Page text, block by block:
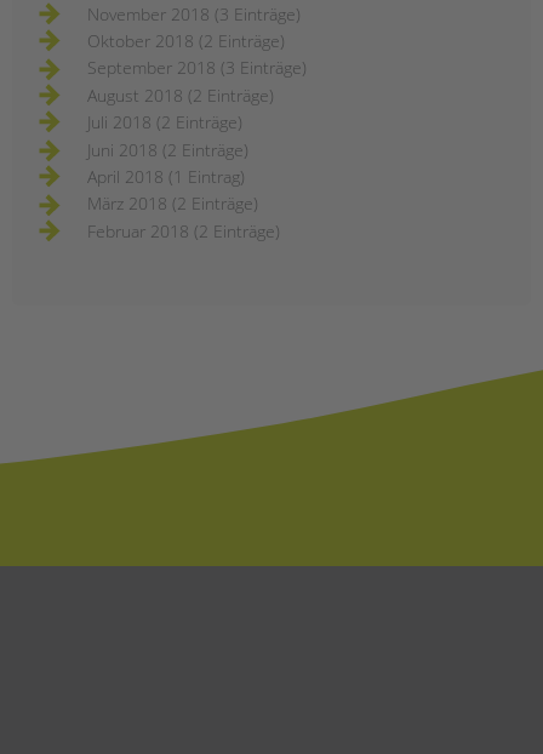
November 2018 (3 Einträge)
Oktober 2018 (2 Einträge)
September 2018 (3 Einträge)
August 2018 (2 Einträge)
Juli 2018 (2 Einträge)
Juni 2018 (2 Einträge)
April 2018 (1 Eintrag)
März 2018 (2 Einträge)
Februar 2018 (2 Einträge)